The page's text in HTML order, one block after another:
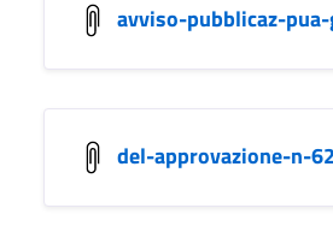
avviso-pubblicaz-
del-approvazione-n-